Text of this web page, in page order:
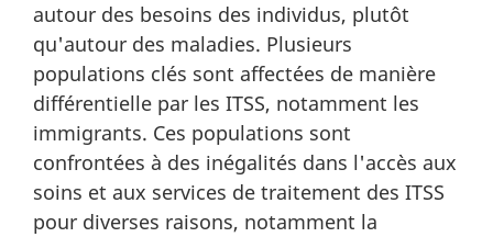
autour des besoins des individus, plutôt
qu'autour des maladies. Plusieurs
populations clés sont affectées de manière
différentielle par les ITSS, notamment les
immigrants. Ces populations sont
confrontées à des inégalités dans l'accès aux
soins et aux services de traitement des ITSS
pour diverses raisons, notamment la